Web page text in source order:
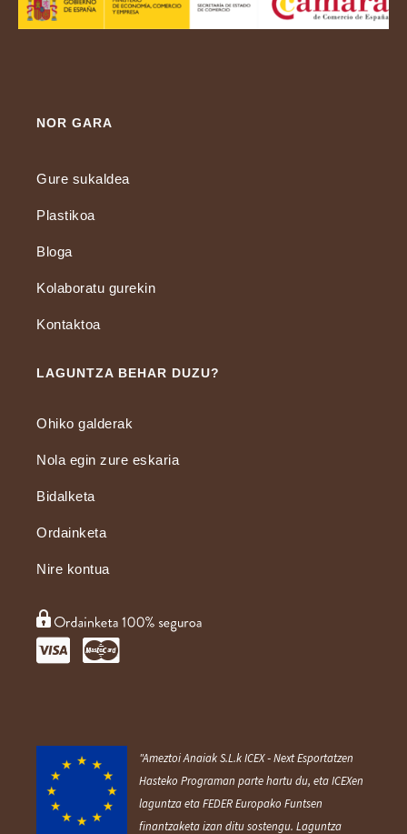
NOR GARA
Gure sukaldea
Plastikoa
Bloga
Kolaboratu gurekin
Kontaktoa
LAGUNTZA BEHAR DUZU?
Ohiko galderak
Nola egin zure eskaria
Bidalketa
Ordainketa
Nire kontua
"Ameztoi Anaiak S.L.k ICEX ‐ Next Esportatzen
Hasteko Programan parte hartu du, eta ICEXen
laguntza eta FEDER Europako Funtsen
finantzaketa izan ditu sostengu. Laguntza